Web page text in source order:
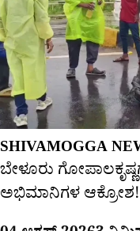
SHIVAMOGGA
ಬೇಳೂರು
ಅಭಿಮಾನಿಗಳ ಆಕ್ರೋಶ!